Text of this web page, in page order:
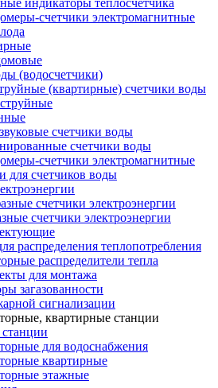
индикаторы теплосчетчика
счетчики электромагнитные
(водосчетчики)
(квартирные) счетчики воды
счетчики воды
счетчики воды
счетчики электромагнитные
для счетчиков воды
счетчики электроэнергии
счетчики электроэнергии
распределения теплопотребления
распределители тепла
для монтажа
загазованности
сигнализации
квартирные станции
для водоснабжения
квартирные
этажные